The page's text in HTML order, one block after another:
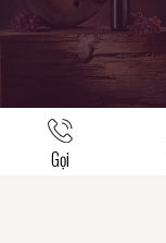
Gọi